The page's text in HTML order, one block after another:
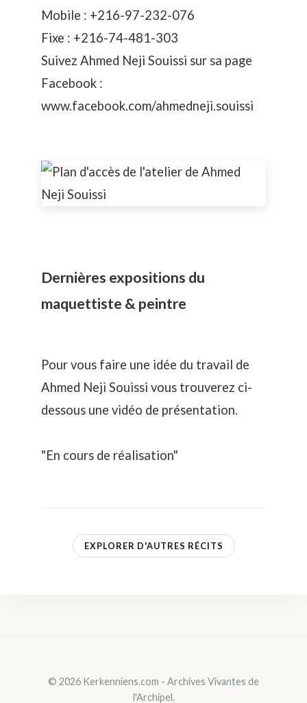
Mobile : +216-97-232-076
Fixe : +216-74-481-303
Suivez Ahmed Neji Souissi sur sa page
Facebook :
www.facebook.com/ahmedneji.souissi
Dernières expositions du
maquettiste & peintre
Pour vous faire une idée du travail de
Ahmed Neji Souissi vous trouverez ci-
dessous une vidéo de présentation.
"En cours de réalisation"
EXPLORER D'AUTRES RÉCITS
© 2026 Kerkenniens.com - Archives Vivantes de
l'Archipel.